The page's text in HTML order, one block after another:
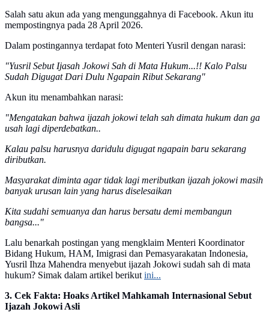
Salah satu akun ada yang mengunggahnya di Facebook. Akun itu
mempostingnya pada 28 April 2026.
Dalam postingannya terdapat foto Menteri Yusril dengan narasi:
"Yusril Sebut Ijasah Jokowi Sah di Mata Hukum...!! Kalo Palsu
Sudah Digugat Dari Dulu Ngapain Ribut Sekarang"
Akun itu menambahkan narasi:
"Mengatakan bahwa ijazah jokowi telah sah dimata hukum dan ga
usah lagi diperdebatkan..
Kalau palsu harusnya daridulu digugat ngapain baru sekarang
diributkan.
Masyarakat diminta agar tidak lagi meributkan ijazah jokowi masih
banyak urusan lain yang harus diselesaikan
Kita sudahi semuanya dan harus bersatu demi membangun
bangsa..."
Lalu benarkah postingan yang mengklaim Menteri Koordinator
Bidang Hukum, HAM, Imigrasi dan Pemasyarakatan Indonesia,
Yusril Ihza Mahendra menyebut ijazah Jokowi sudah sah di mata
hukum? Simak dalam artikel berikutini...
3. Cek Fakta: Hoaks Artikel Mahkamah Internasional Sebut
Ijazah Jokowi Asli